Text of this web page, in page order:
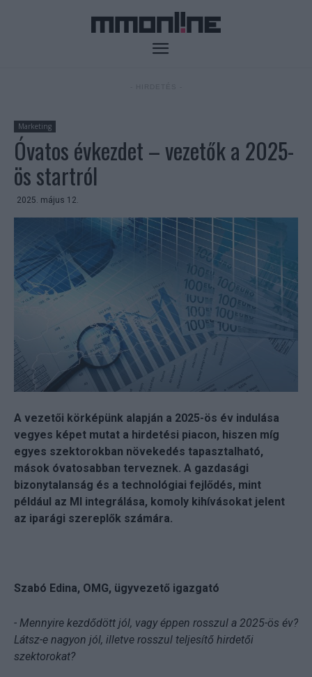
Marketing
Óvatos évkezdet – vezetők a 2025-
ös startról
2025. május 12.
A vezetői körképünk alapján a 2025-ös év indulása
vegyes képet mutat a hirdetési piacon, hiszen míg
egyes szektorokban növekedés tapasztalható,
mások óvatosabban terveznek. A gazdasági
bizonytalanság és a technológiai fejlődés, mint
például az MI integrálása, komoly kihívásokat jelent
az iparági szereplők számára.
Szabó Edina, OMG, ügyvezető igazgató
- Mennyire kezdődött jól, vagy éppen rosszul a 2025-ös év?
Látsz-e nagyon jól, illetve rosszul teljesítő hirdetői
szektorokat?